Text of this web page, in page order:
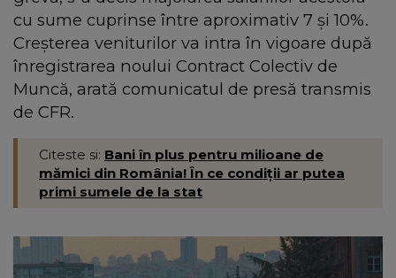
cu sume cuprinse între aproximativ 7 și 10%.
Creșterea veniturilor va intra în vigoare după
înregistrarea noului Contract Colectiv de
Muncă, arată comunicatul de presă transmis
de CFR.
Citeste si: Bani în plus pentru milioane de
mămici din România! În ce condiții ar putea
primi sumele de la stat